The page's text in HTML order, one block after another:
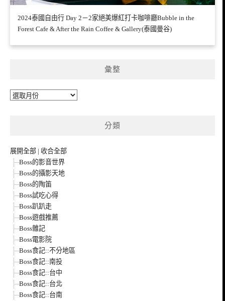
2024泰國自由行 Day 2－2家絕美爆紅打卡咖啡廳Bubble in the
Forest Cafe & After the Rain Coffee & Gallery(泰國曼谷)
彙整
彙
分類
展開全部 | 收合全部
Boss的影音世界
Boss的攝影天地
Boss的陶笛
Boss試吃心得
Boss趴趴走
Boss遊戲推薦
Boss雜記
Boss電影院
Boss食記::不分地區
Boss食記::南投
Boss食記::台中
Boss食記::台北
Boss食記::台南